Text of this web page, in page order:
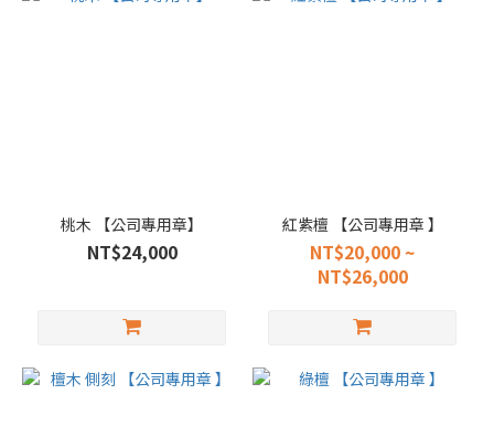
桃木 【公司專用章】
NT$24,000
紅紫檀 【公司專用章 】
NT$20,000 ~
NT$26,000